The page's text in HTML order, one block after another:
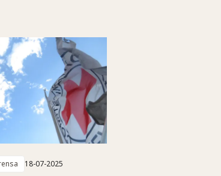
18-07-2025